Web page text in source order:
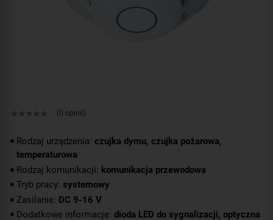
(0 opinii)
Rodzaj urządzenia: czujka dymu, czujka pożarowa,
temperaturowa
Rodzaj komunikacji: komunikacja przewodowa
Tryb pracy: systemowy
Zasilanie: DC 9-16 V
Dodatkowe informacje: dioda LED do sygnalizacji, optyczna